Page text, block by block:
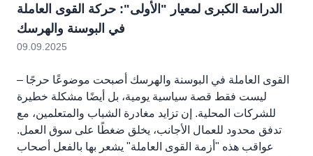
الدراسة الكبرى لمعيار "الأولى": حركة القوى العاملة
في البوسنة والهرسك
09.09.2025
القوى العاملة في البوسنة والهرسك أصبحت موضوعًا حرجًا –
ليست فقط قصة سياسية يومية، بل أيضًا مشكلة خطيرة
للشركات المحلية. إن تزايد مغادرة الشباب والمتعلمين، مع
تدفق محدود للعمال الأجانب، يخلق ضغطًا على سوق العمل.
عواقب هذه "أزمة القوى العاملة" يشعر بها بالفعل أصحاب